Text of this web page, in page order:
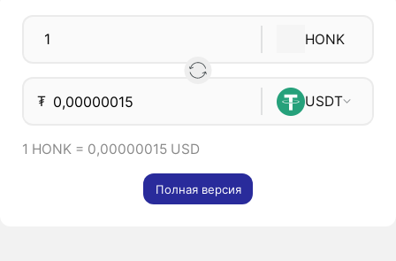
HONK
₮ USDT
1 HONK = 0,00000015 USD
Полная версия